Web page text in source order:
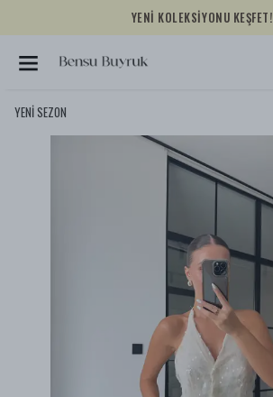
YENİ KOLEKSİYONU KEŞFET!
YENİ SEZON